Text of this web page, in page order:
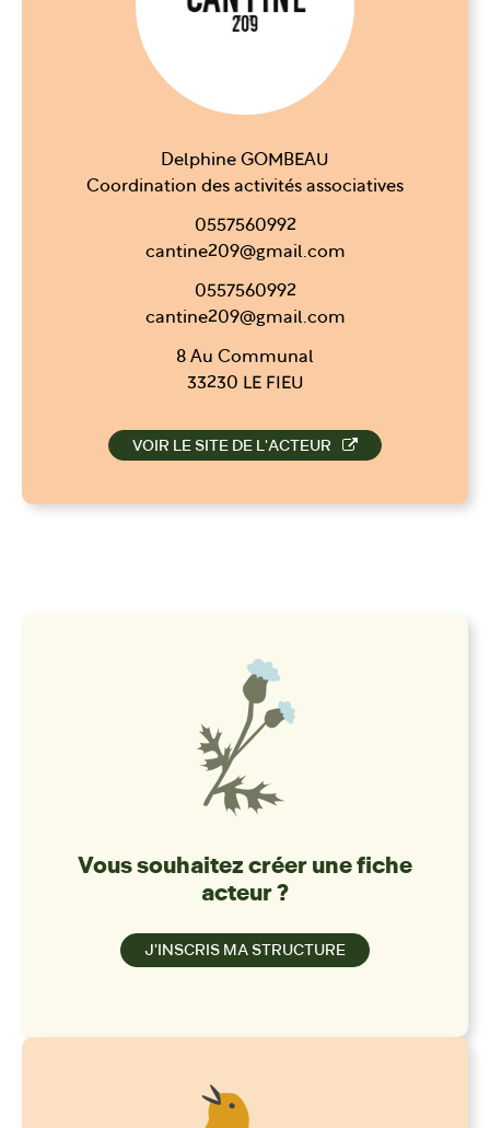
Delphine GOMBEAU
Coordination des activités associatives
0557560992
cantine209@gmail.com
0557560992
cantine209@gmail.com
8 Au Communal
33230 LE FIEU
VOIR LE SITE DE L'ACTEUR
Vous souhaitez créer une fiche
acteur ?
J'INSCRIS MA STRUCTURE